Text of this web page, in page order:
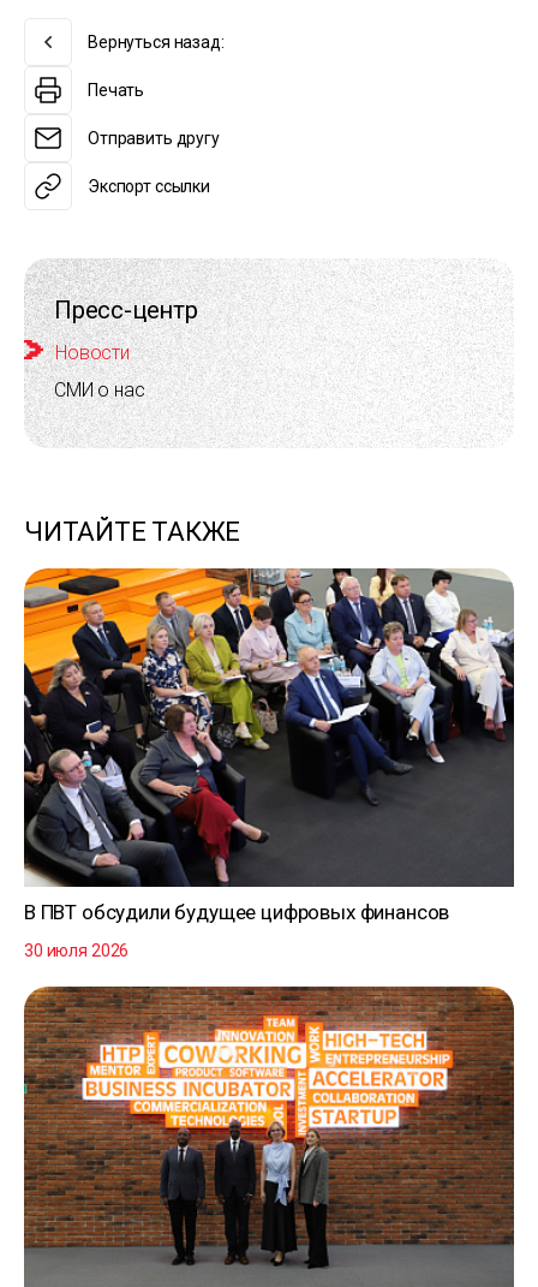
Пресс-центр
Новости
СМИ о нас
ЧИТАЙТЕ ТАКЖЕ
В ПВТ обсудили будущее цифровых финансов
30 июля 2026
Вернуться назад:
Печать
Отправить другу
Экспорт ссылки